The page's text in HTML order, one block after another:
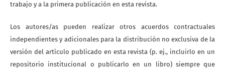
trabajo y a la primera publicación en esta revista.
Los autores/as pueden realizar otros acuerdos contractuales
independientes y adicionales para la distribución no exclusiva de la
versión del artículo publicado en esta revista (p. ej., incluirlo en un
repositorio institucional o publicarlo en un libro) siempre que